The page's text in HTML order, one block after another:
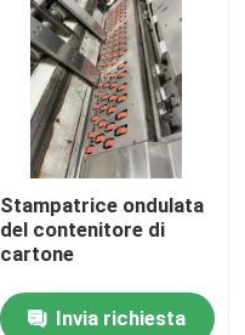
Stampatrice ondulata
del contenitore di
cartone
Invia richiesta